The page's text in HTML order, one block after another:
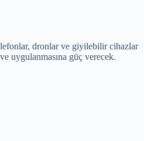
dronlar ve giyilebilir cihazlar
uygulanmasına güç verecek.